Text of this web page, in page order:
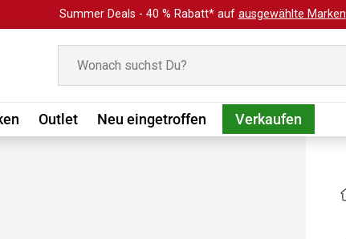
Summer Deals - 40 % Rabatt* auf ausgewählte Marken
Outlet Neu eingetroffen Verkaufen